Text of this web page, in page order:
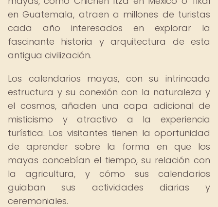
en Guatemala, atraen a millones de turistas
cada año interesados en explorar la
fascinante historia y arquitectura de esta
antigua civilización.
Los calendarios mayas, con su intrincada
estructura y su conexión con la naturaleza y
el cosmos, añaden una capa adicional de
misticismo y atractivo a la experiencia
turística. Los visitantes tienen la oportunidad
de aprender sobre la forma en que los
mayas concebían el tiempo, su relación con
la agricultura, y cómo sus calendarios
guiaban sus actividades diarias y
ceremoniales.